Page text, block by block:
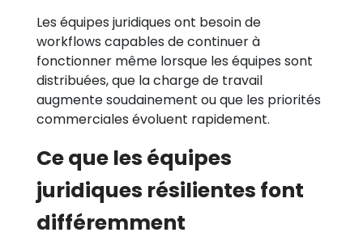
Les équipes juridiques ont besoin de
workflows capables de continuer à
fonctionner même lorsque les équipes sont
distribuées, que la charge de travail
augmente soudainement ou que les priorités
commerciales évoluent rapidement.
Ce que les équipes
juridiques résilientes font
différemment